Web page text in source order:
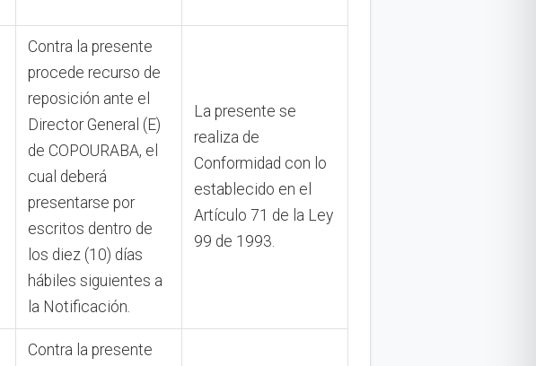
Contra la presente
procede recurso de
reposición ante el
Director General (E)
de COPOURABA, el
cual deberá
presentarse por
escritos dentro de
los diez (10) días
hábiles siguientes a
la Notificación.
La presente se
realiza de
Conformidad con lo
establecido en el
Artículo 71 de la Ley
99 de 1993.
Contra la presente